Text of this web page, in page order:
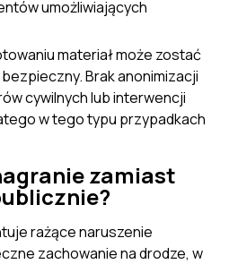
umożliwiających
materiał może zostać
Brak anonimizacji
cywilnych lub interwencji
w tego typu przypadkach
zamiast
rażące naruszenie
zachowanie na drodze, w